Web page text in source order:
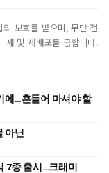
보호를 받으며, 무단 전
재 및 재배포를 금합니다.
에…흔들어 마셔야 할
아닌
7종 출시…크래미